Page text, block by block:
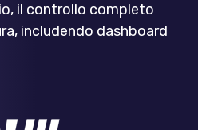
il controllo completo
includendo dashboard